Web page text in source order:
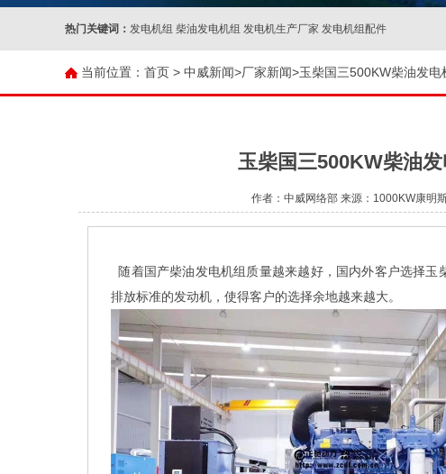
热门关键词： 发电机组 柴油发电机组 发电机生产厂家 发电机组配件
当前位置： 首页 > 中威新闻>厂家新闻>玉柴国三500KW柴油发
玉柴国三500KW柴油
作者：中威网络部 来源：1000KW康明
随着国产柴油发电机组质量越来越好，国内外客户选择
排放标准的发动机，使得客户的选择余地越来越大。